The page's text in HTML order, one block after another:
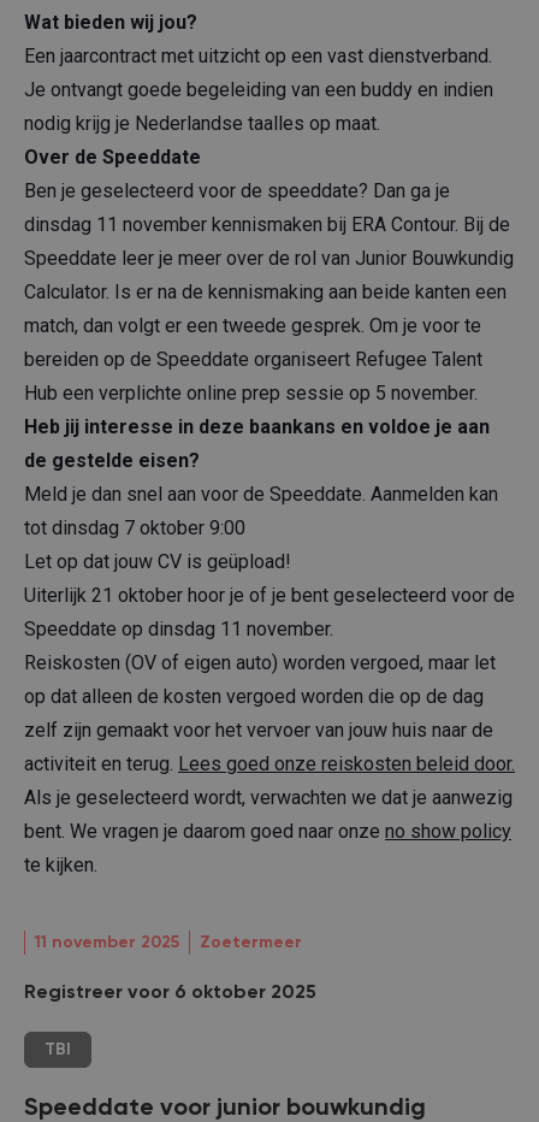
Wat bieden wij jou?
Een jaarcontract met uitzicht op een vast dienstverband.
Je ontvangt goede begeleiding van een buddy en indien
nodig krijg je Nederlandse taalles op maat.
Over de Speeddate
Ben je geselecteerd voor de speeddate? Dan ga je
dinsdag 11 november kennismaken bij ERA Contour. Bij de
Speeddate leer je meer over de rol van Junior Bouwkundig
Calculator. Is er na de kennismaking aan beide kanten een
match, dan volgt er een tweede gesprek. Om je voor te
bereiden op de Speeddate organiseert Refugee Talent
Hub een verplichte online prep sessie op 5 november.
Heb jij interesse in deze baankans en voldoe je aan
de gestelde eisen?
Meld je dan snel aan voor de Speeddate. Aanmelden kan
tot dinsdag 7 oktober 9:00
Let op dat jouw CV is geüpload!
Uiterlijk 21 oktober hoor je of je bent geselecteerd voor de
Speeddate op dinsdag 11 november.
Reiskosten (OV of eigen auto) worden vergoed, maar let
op dat alleen de kosten vergoed worden die op de dag
zelf zijn gemaakt voor het vervoer van jouw huis naar de
activiteit en terug. Lees goed onze reiskosten beleid door.
Als je geselecteerd wordt, verwachten we dat je aanwezig
bent. We vragen je daarom goed naar onze no show policy
te kijken.
11 november 2025 Zoetermeer
Registreer voor 6 oktober 2025
TBI
Speeddate voor junior bouwkundig